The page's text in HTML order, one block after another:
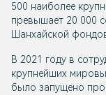
500 наиболее
превышает 20 000
Шанхайской
В 2021 году в
крупнейших
было запущено